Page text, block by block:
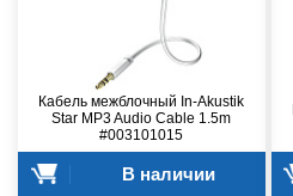
Кабель межблочный In-Akustik
Star MP3 Audio Cable 1.5m
#003101015
В наличии